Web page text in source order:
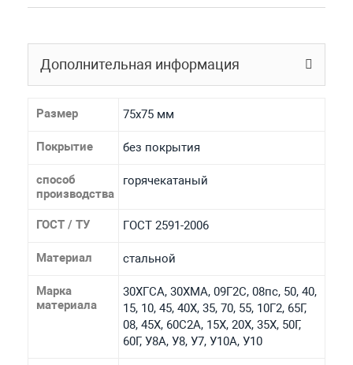
Дополнительная информация
Размер 75х75 мм
Покрытие без покрытия
способ
производства
горячекатаный
ГОСТ / ТУ ГОСТ 2591-2006
Материал стальной
Марка
материала
30ХГСА, 30ХМА, 09Г2С, 08пс, 50, 40,
15, 10, 45, 40Х, 35, 70, 55, 10Г2, 65Г,
08, 45Х, 60С2А, 15Х, 20Х, 35Х, 50Г,
60Г, У8А, У8, У7, У10А, У10